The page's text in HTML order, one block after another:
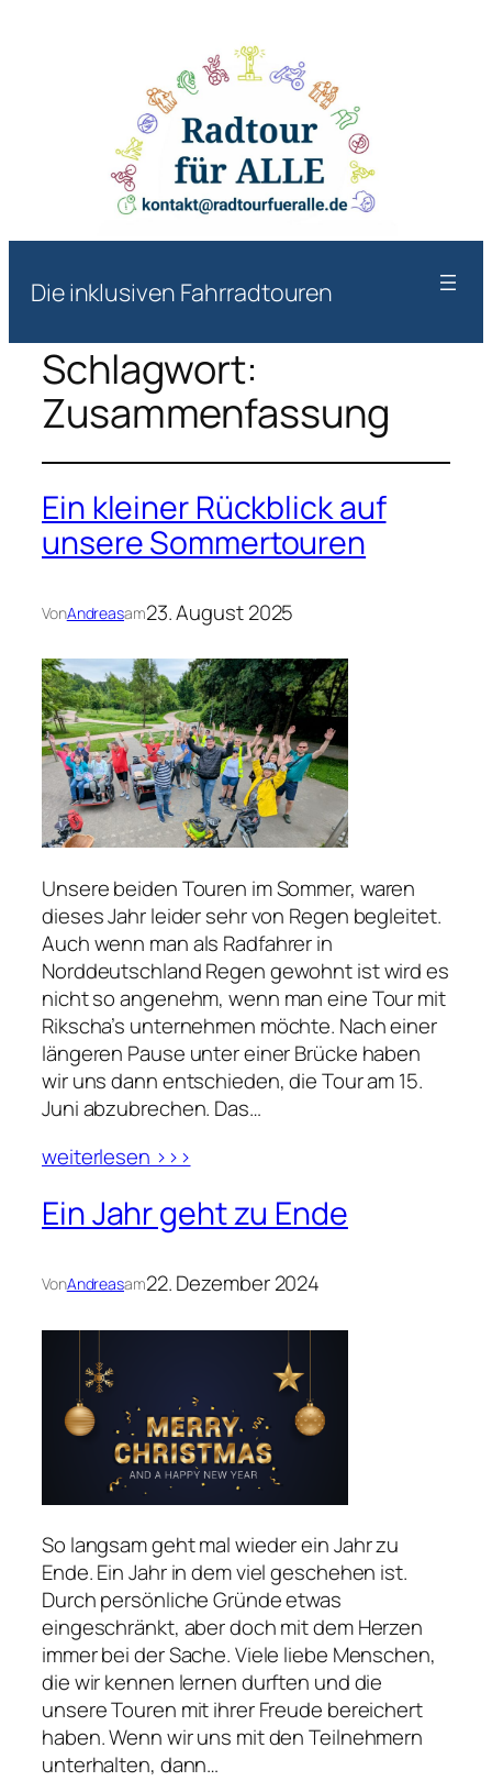
Die inklusiven Fahrradtouren
Schlagwort:
Zusammenfassung
Ein kleiner Rückblick auf
unsere Sommertouren
VonAndreasam23. August 2025
Unsere beiden Touren im Sommer, waren
dieses Jahr leider sehr von Regen begleitet.
Auch wenn man als Radfahrer in
Norddeutschland Regen gewohnt ist wird es
nicht so angenehm, wenn man eine Tour mit
Rikscha’s unternehmen möchte. Nach einer
längeren Pause unter einer Brücke haben
wir uns dann entschieden, die Tour am 15.
Juni abzubrechen. Das…
weiterlesen >>>
Ein Jahr geht zu Ende
VonAndreasam22. Dezember 2024
So langsam geht mal wieder ein Jahr zu
Ende. Ein Jahr in dem viel geschehen ist.
Durch persönliche Gründe etwas
eingeschränkt, aber doch mit dem Herzen
immer bei der Sache. Viele liebe Menschen,
die wir kennen lernen durften und die
unsere Touren mit ihrer Freude bereichert
haben. Wenn wir uns mit den Teilnehmern
unterhalten, dann…